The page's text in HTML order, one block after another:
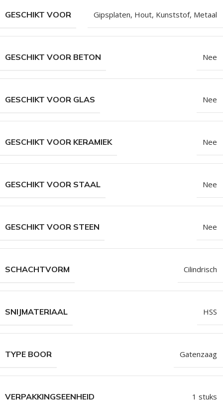
GESCHIKT VOOR Gipsplaten, Hout, Kunststof, Metaal
GESCHIKT VOOR BETON Nee
GESCHIKT VOOR GLAS Nee
GESCHIKT VOOR KERAMIEK Nee
GESCHIKT VOOR STAAL Nee
GESCHIKT VOOR STEEN Nee
SCHACHTVORM Cilindrisch
SNIJMATERIAAL HSS
TYPE BOOR Gatenzaag
VERPAKKINGSEENHEID 1 stuks